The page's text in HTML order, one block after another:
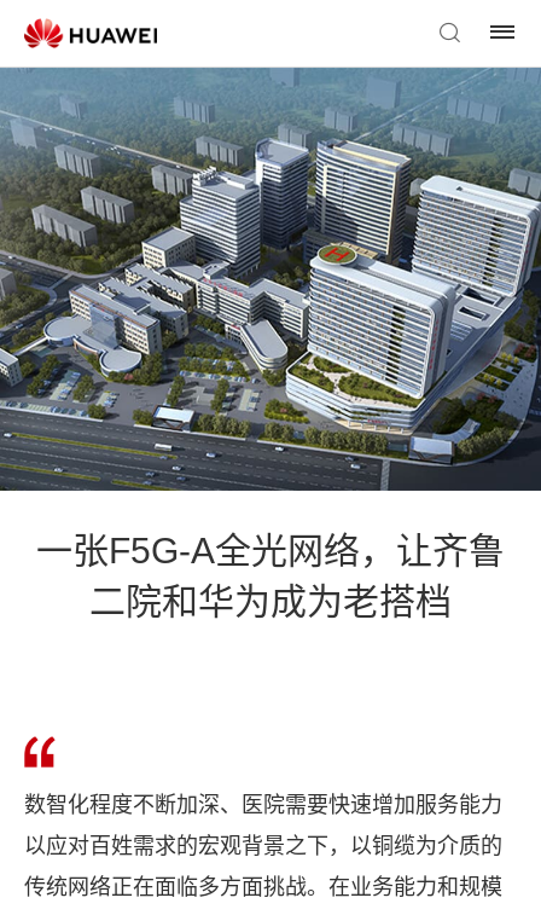
一张F5G-A全光网络，让齐鲁
二院和华为成为老搭档
数智化程度不断加深、医院需要快速增加服务能力
以应对百姓需求的宏观背景之下，以铜缆为介质的
传统网络正在面临多方面挑战。在业务能力和规模